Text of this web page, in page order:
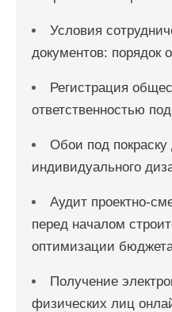
Условия
документов: порядок
Регистрация
ответственностью
Обои под покраску
индивидуального
Аудит проектно-
перед началом
оптимизации
Получение
физических лиц